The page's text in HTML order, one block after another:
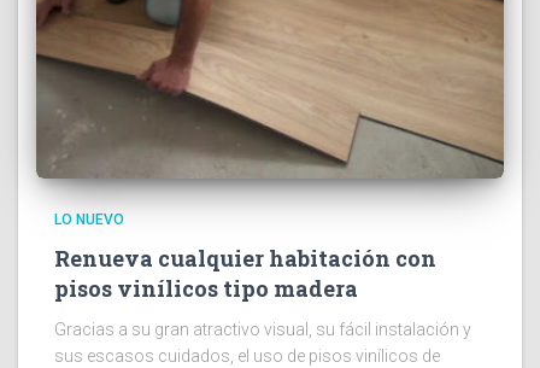
LO NUEVO
Renueva cualquier habitación con
pisos vinílicos tipo madera
Gracias a su gran atractivo visual, su fácil instalación y
sus escasos cuidados, el uso de pisos vinílicos de